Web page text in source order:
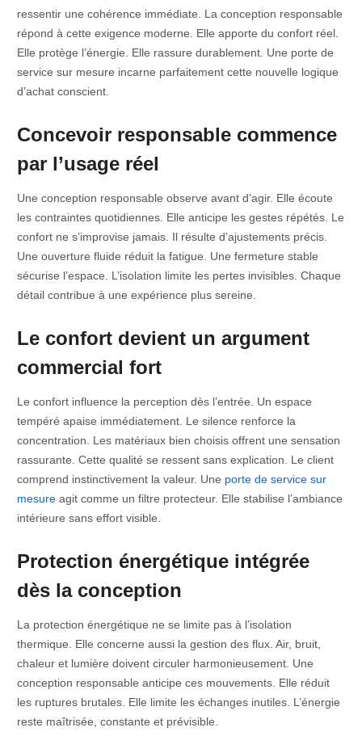
ressentir une cohérence immédiate. La conception responsable
répond à cette exigence moderne. Elle apporte du confort réel.
Elle protège l’énergie. Elle rassure durablement. Une porte de
service sur mesure incarne parfaitement cette nouvelle logique
d’achat conscient.
Concevoir responsable commence
par l’usage réel
Une conception responsable observe avant d’agir. Elle écoute
les contraintes quotidiennes. Elle anticipe les gestes répétés. Le
confort ne s’improvise jamais. Il résulte d’ajustements précis.
Une ouverture fluide réduit la fatigue. Une fermeture stable
sécurise l’espace. L’isolation limite les pertes invisibles. Chaque
détail contribue à une expérience plus sereine.
Le confort devient un argument
commercial fort
Le confort influence la perception dès l’entrée. Un espace
tempéré apaise immédiatement. Le silence renforce la
concentration. Les matériaux bien choisis offrent une sensation
rassurante. Cette qualité se ressent sans explication. Le client
comprend instinctivement la valeur. Une porte de service sur
mesureagit comme un filtre protecteur. Elle stabilise l’ambiance
intérieure sans effort visible.
Protection énergétique intégrée
dès la conception
La protection énergétique ne se limite pas à l’isolation
thermique. Elle concerne aussi la gestion des flux. Air, bruit,
chaleur et lumière doivent circuler harmonieusement. Une
conception responsable anticipe ces mouvements. Elle réduit
les ruptures brutales. Elle limite les échanges inutiles. L’énergie
reste maîtrisée, constante et prévisible.